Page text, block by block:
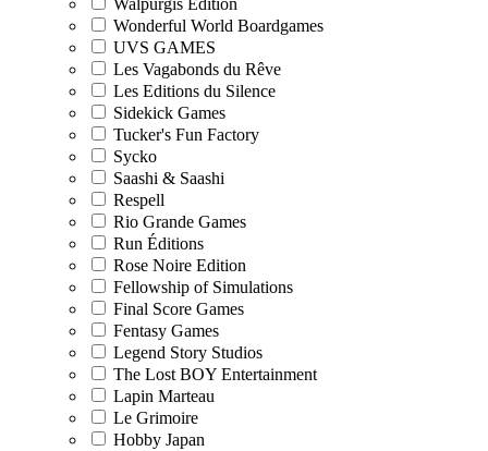
Wonderful World Boardgames
UVS GAMES
Les Vagabonds du Rêve
Les Editions du Silence
Sidekick Games
Tucker's Fun Factory
Sycko
Saashi & Saashi
Respell
Rio Grande Games
Run Éditions
Rose Noire Edition
Fellowship of Simulations
Final Score Games
Fentasy Games
Legend Story Studios
The Lost BOY Entertainment
Lapin Marteau
Le Grimoire
Hobby Japan